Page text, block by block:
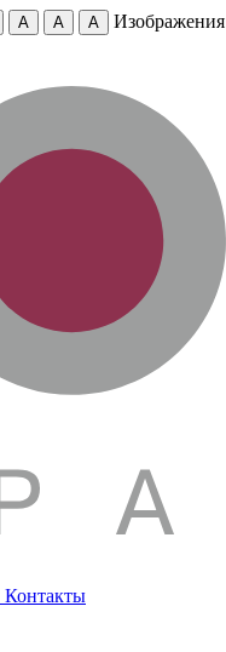
A A A Изображения
Контакты